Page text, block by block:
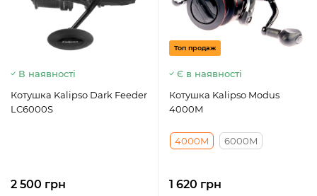
В наявності
Котушка Kalipso Dark Feeder
LC6000S
2 500 грн
Топ продаж
Є в наявності
Котушка Kalipso Modus
4000M
4000M 6000M
1 620 грн